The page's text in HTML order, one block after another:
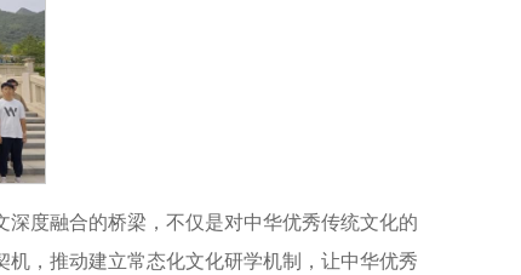
度融合的桥梁，不仅是对中华优秀传统文化的
，推动建立常态化文化研学机制，让中华优秀